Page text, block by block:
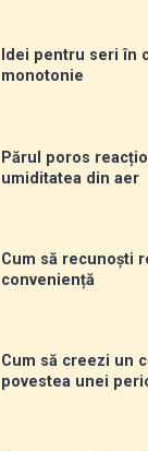
Idei pentru seri în
monotonie
Părul poros
umiditatea din aer
Cum să recunoști
conveniență
Cum să creezi un
povestea unei